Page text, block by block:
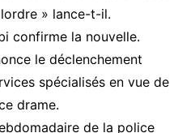
» lance-t-il.
confirme la nouvelle.
le déclenchement
spécialisés en vue de
drame.
de la police